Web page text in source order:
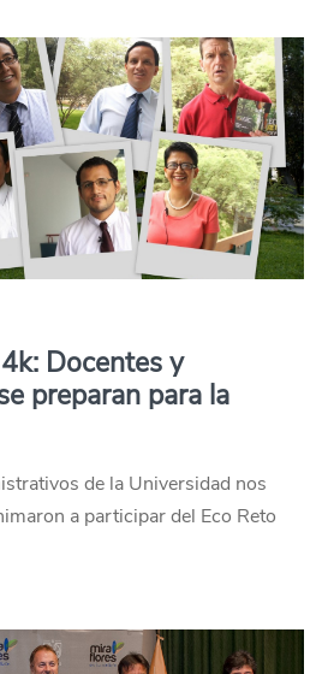
Docentes y
preparan para la
de la Universidad nos
a participar del Eco Reto